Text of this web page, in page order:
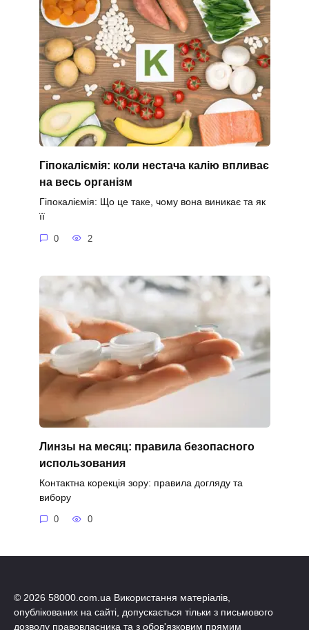
Гіпокаліємія: коли нестача калію впливає
на весь організм
Гіпокаліємія: Що це таке, чому вона виникає та як
її
0 2
Линзы на месяц: правила безопасного
использования
Контактна корекція зору: правила догляду та
вибору
0 0
© 2026 58000.com.ua Використання матеріалів,
опублікованих на сайті, допускається тільки з письмового
дозволу правовласника та з обов'язковим прямим